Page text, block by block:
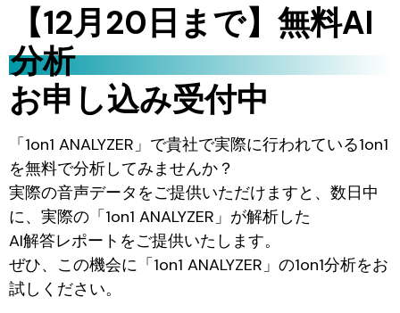
【12月20日まで】無料AI
分析
お申し込み受付中
「1on1 ANALYZER」で貴社で実際に行われている1on1
を無料で分析してみませんか？
実際の音声データをご提供いただけますと、数日中
に、実際の「1on1 ANALYZER」が解析した
AI解答レポートをご提供いたします。
ぜひ、この機会に「1on1 ANALYZER」の1on1分析をお
試しください。